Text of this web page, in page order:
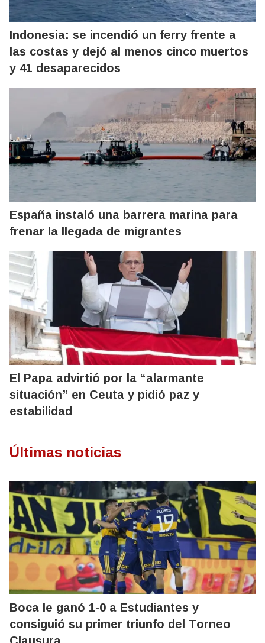
Indonesia: se incendió un ferry frente a
las costas y dejó al menos cinco muertos
y 41 desaparecidos
España instaló una barrera marina para
frenar la llegada de migrantes
El Papa advirtió por la “alarmante
situación” en Ceuta y pidió paz y
estabilidad
Últimas noticias
Boca le ganó 1-0 a Estudiantes y
consiguió su primer triunfo del Torneo